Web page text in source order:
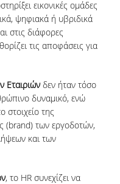
εικονικές ομάδες
ψηφιακά ή υβριδικά
στις διάφορες
τις αποφάσεις για
Εταιριώνδεν ήταν τόσο
δυναμικό, ενώ
στοιχείο της
(brand) των εργοδοτών,
και των
, το HR συνεχίζει να